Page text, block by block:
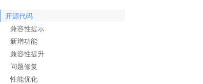
开源代码
兼容性提示
新增功能
兼容性提升
问题修复
性能优化